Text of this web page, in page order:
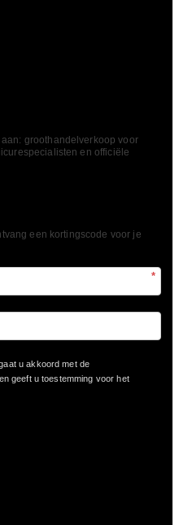
groothandelverkoop voor
en officiële
een kortingscode voor je
*
u akkoord met de
geeft u toestemming voor het